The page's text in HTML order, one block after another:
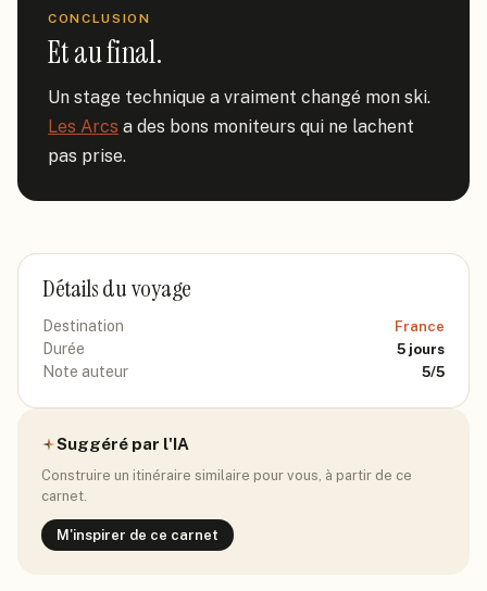
CONCLUSION
Et au final.
Les Arcs a des bons moniteurs qui ne lachent
pas prise.
Détails du voyage
Destination France
Durée 5 jours
Note auteur 5/5
Suggéré par l'IA
Construire un itinéraire similaire pour vous, à partir de ce
carnet.
M'inspirer de ce carnet